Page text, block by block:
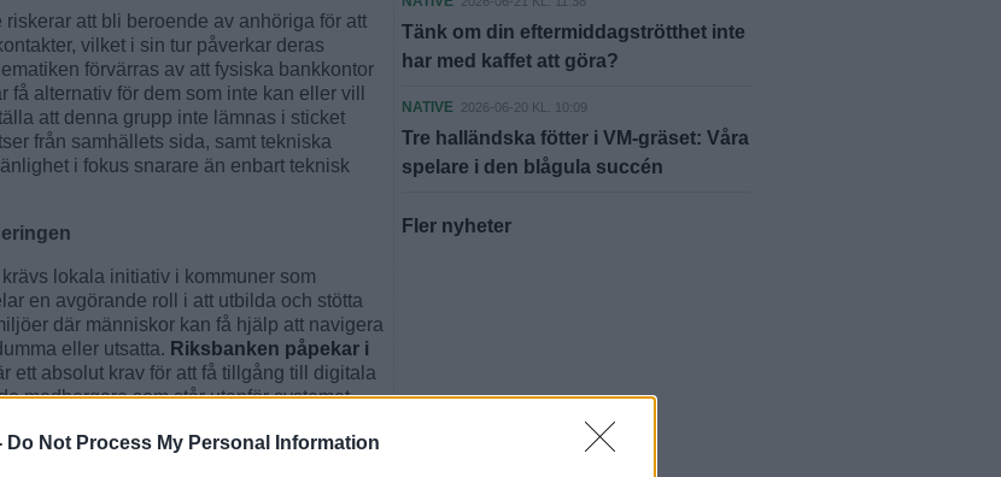
Do Not Process My Personal Information
att bli beroende av anhöriga för att
vilket i sin tur påverkar deras
förvärras av att fysiska bankkontor
alternativ för dem som inte kan eller vill
att denna grupp inte lämnas i sticket
från samhällets sida, samt tekniska
i fokus snarare än enbart teknisk
lokala initiativ i kommuner som
en avgörande roll i att utbilda och stötta
där människor kan få hjälp att navigera
eller utsatta. Riksbanken påpekar i
ett absolut krav för att få tillgång till digitala
medborgare som står utanför systemet.
fram en statlig e-legitimation som ska
vilket skulle kunna öka
Tänk om din eftermiddagströtthet inte
har med kaffet att göra?
NATIVE 2026-06-20 KL. 10:09
Tre halländska fötter i VM-gräset: Våra
spelare i den blågula succén
Fler nyheter